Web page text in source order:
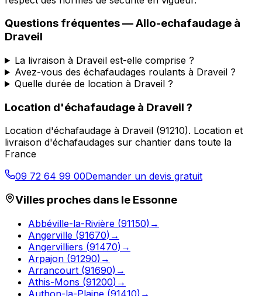
Questions fréquentes —Allo-echafaudage à
Draveil
La livraison à Draveil est-elle comprise ?
Avez-vous des échafaudages roulants à Draveil ?
Quelle durée de location à Draveil ?
Location d'échafaudage à Draveil ?
Location d'échafaudage à Draveil (91210). Location et
livraison d'échafaudages sur chantier dans toute la
France
09 72 64 99 00Demander un devis gratuit
Villes proches dans le Essonne
Abbéville-la-Rivière (91150) →
Angerville (91670) →
Angervilliers (91470) →
Arpajon (91290) →
Arrancourt (91690) →
Athis-Mons (91200) →
Authon-la-Plaine (91410) →